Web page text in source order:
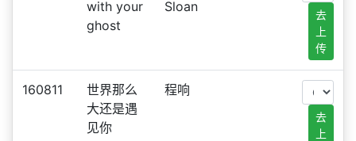
with your
ghost
Sloan
去
上
传
160811
世界那么
大还是遇
见你
程响
去
上